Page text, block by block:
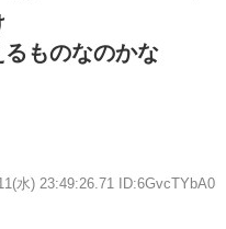
ものなのかな
水) 23:49:26.71 ID:6GvcTYbA0